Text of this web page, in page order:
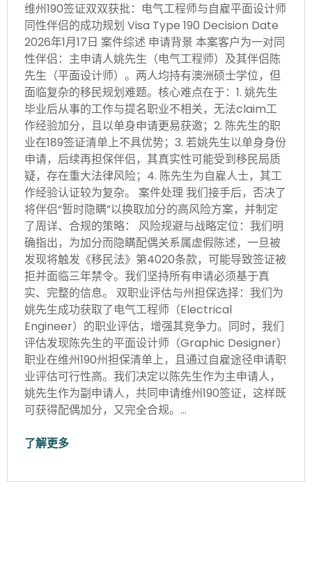
维州190签证双双获批：电气工程师与自雇平面设计师
同性伴侣的成功规划 Visa Type 190 Decision Date
2026年1月17日 案件综述 申请背景 本案客户为一对同
性伴侣：主申请人姚先生（电气工程师）及其伴侣陈
先生（平面设计师）。两人均持有澳洲硕士学位，但
面临复杂的移民规划难题。核心难点在于：1. 姚先生
毕业后从事的工作与提名职业不相关，无法claim工
作经验加分，且以单身申请更易获邀；2. 陈先生的职
业在189签证清单上不具优势；3. 若姚先生以单身身份
申请，后续再担保伴侣，其真实性可能受到移民局质
疑，存在重大法律风险；4. 陈先生为自雇人士，其工
作经验认证较为复杂。 案件处理 我们接手后，否决了
将伴侣“暂时隐瞒”以换取加分的高风险方案，并制定
了周详、合规的策略： 风险规避与战略定位：我们明
确指出，为加分而隐瞒配偶关系属虚假陈述，一旦被
发现将触发《移民法》第4020条款，可能导致签证被
拒并面临三年禁令。我们坚持所有申请必须基于真
实、完整的信息。 双职业评估与州担保选择：我们为
姚先生成功获取了电气工程师（Electrical
Engineer）的职业评估，增强其竞争力。同时，我们
评估发现陈先生的平面设计师（Graphic Designer）
职业在维州190州担保清单上，且通过自雇途径申请职
业评估可行性高。我们决定以陈先生作为主申请人，
姚先生作为副申请人，共同申请维州190签证，这样既
可获得配偶加分，又完全合规。…
了解更多